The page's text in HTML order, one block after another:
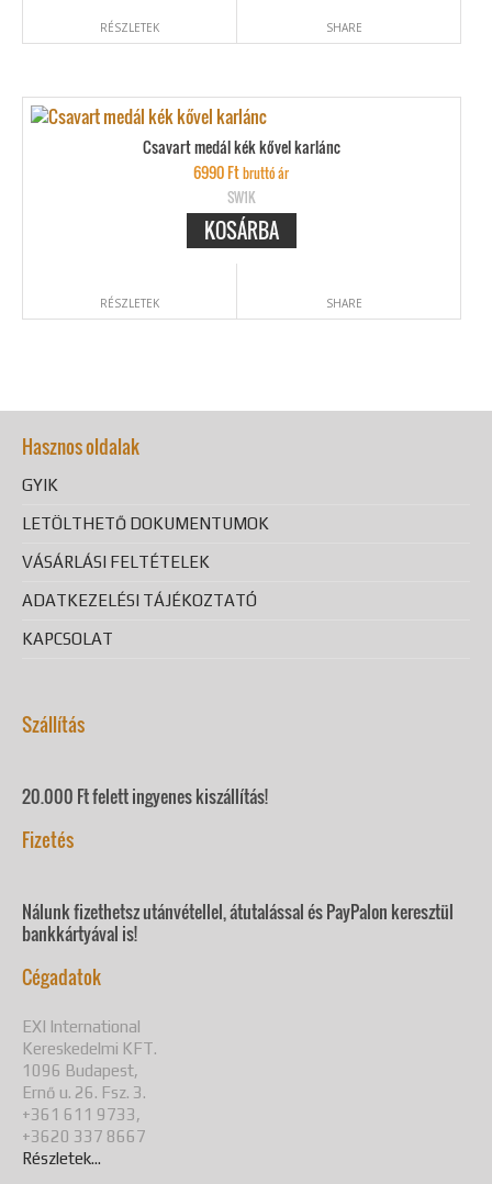
RÉSZLETEK SHARE
Csavart medál kék kővel karlánc
6990Ftbruttó ár
SW1K
KOSÁRBA
RÉSZLETEK SHARE
Hasznos oldalak
GYIK
LETÖLTHETŐ DOKUMENTUMOK
VÁSÁRLÁSI FELTÉTELEK
ADATKEZELÉSI TÁJÉKOZTATÓ
KAPCSOLAT
Szállítás
20.000 Ft felett ingyenes kiszállítás!
Fizetés
Nálunk fizethetsz utánvétellel, átutalással és PayPalon keresztül
bankkártyával is!
Cégadatok
EXI International
Kereskedelmi KFT.
1096 Budapest,
Ernő u. 26. Fsz. 3.
+361 611 9733,
+3620 337 8667
Részletek...